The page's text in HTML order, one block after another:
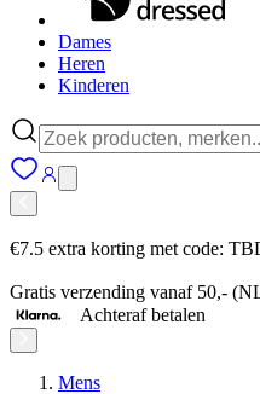
Dames
Heren
Kinderen
€7.5 extra korting met code:
Gratis verzending vanaf 50,-
Achteraf betalen
Mens